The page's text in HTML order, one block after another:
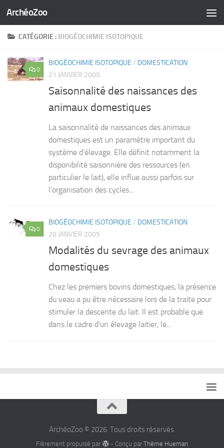
Skip to content
ArchéoZoo
CATÉGORIE : BIOGÉOCHIMIE ISOTOPIQUE
0
BIOGÉOCHIMIE ISOTOPIQUE / DOMESTICATION
21 JANVIER 2005
Saisonnalité des naissances des
animaux domestiques
La saisonnalité de naissances des animaux
domestiques est un paramètre important du
système d’élevage. Elle définit notamment la
disponibilité saisonnière des ressources (en
particulier le lait), elle influe aussi parfois sur
l’organisation des cycles...
0
BIOGÉOCHIMIE ISOTOPIQUE / DOMESTICATION
20 JANVIER 2005
Modalités du sevrage des animaux
domestiques
Chez les premiers bovins domestiques, la présence
du veau a pu être nécessaire lors de la traite pour
stimuler la descente du lait. Il est probable que
dans le cadre d’un élevage laitier, le...
ArchéoZoo © 2026. Tous droits réservés.
Fièrement propulsé par - Conçu par Thème Hueman